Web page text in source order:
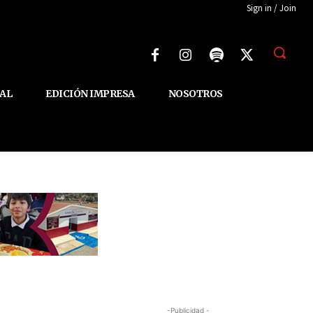
Sign in / Join
EDICIÓN IMPRESA NOSOTROS
-Publicidad -